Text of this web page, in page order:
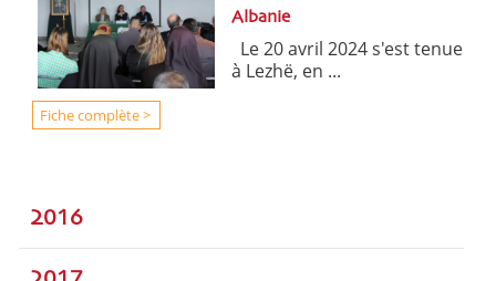
Albanie
Le 20 avril 2024 s'est tenue
à Lezhë, en ...
Fiche complète >
2016